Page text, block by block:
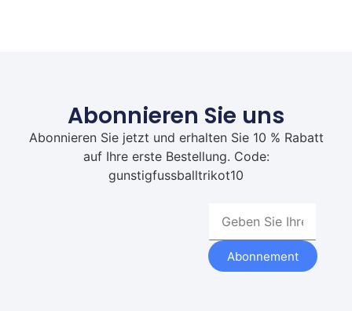
Abonnieren Sie uns
Abonnieren Sie jetzt und erhalten Sie 10 % Rabatt
auf Ihre erste Bestellung. Code:
gunstigfussballtrikot10
Abonnement